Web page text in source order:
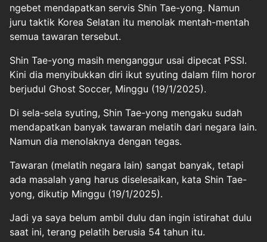
ngebet mendapatkan servis Shin Tae-yong. Namun
juru taktik Korea Selatan itu menolak mentah-mentah
semua tawaran tersebut.
Shin Tae-yong masih menganggur usai dipecat PSSI.
Kini dia menyibukkan diri ikut syuting dalam film horor
berjudul Ghost Soccer, Minggu (19/1/2025).
Di sela-sela syuting, Shin Tae-yong mengaku sudah
mendapatkan banyak tawaran melatih dari negara lain.
Namun dia menolaknya dengan tegas.
Tawaran (melatih negara lain) sangat banyak, tetapi
ada masalah yang harus diselesaikan, kata Shin Tae-
yong, dikutip Minggu (19/1/2025).
Jadi ya saya belum ambil dulu dan ingin istirahat dulu
saat ini, terang pelatih berusia 54 tahun itu.